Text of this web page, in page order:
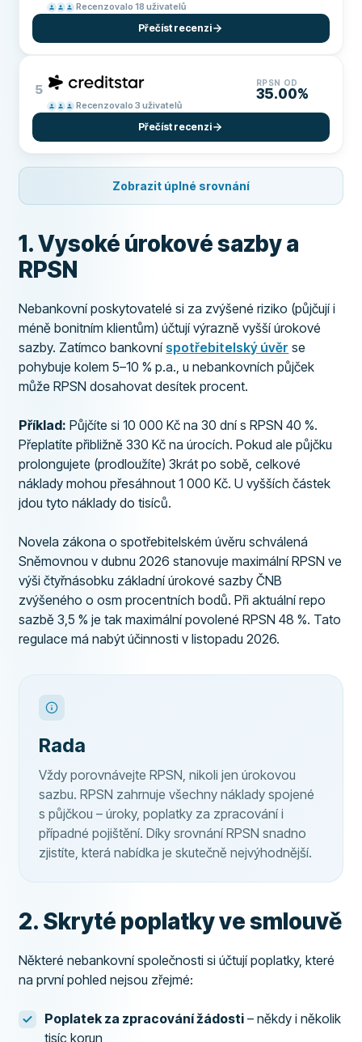
Recenzovalo 18 uživatelů
Přečíst recenzi
5
Recenzovalo 3 uživatelů
RPSN OD
35.00%
Přečíst recenzi
Zobrazit úplné srovnání
1. Vysoké úrokové sazby a
RPSN
Nebankovní poskytovatelé si za zvýšené riziko (půjčují i
méně bonitním klientům) účtují výrazně vyšší úrokové
sazby. Zatímco bankovní spotřebitelský úvěr se
pohybuje kolem 5–10 % p.a., u nebankovních půjček
může RPSN dosahovat desítek procent.
Příklad: Půjčíte si 10 000 Kč na 30 dní s RPSN 40 %.
Přeplatíte přibližně 330 Kč na úrocích. Pokud ale půjčku
prolongujete (prodloužíte) 3krát po sobě, celkové
náklady mohou přesáhnout 1 000 Kč. U vyšších částek
jdou tyto náklady do tisíců.
Novela zákona o spotřebitelském úvěru schválená
Sněmovnou v dubnu 2026 stanovuje maximální RPSN ve
výši čtyřnásobku základní úrokové sazby ČNB
zvýšeného o osm procentních bodů. Při aktuální repo
sazbě 3,5 % je tak maximální povolené RPSN 48 %. Tato
regulace má nabýt účinnosti v listopadu 2026.
Rada
Vždy porovnávejte RPSN, nikoli jen úrokovou
sazbu. RPSN zahrnuje všechny náklady spojené
s půjčkou – úroky, poplatky za zpracování i
případné pojištění. Díky srovnání RPSN snadno
zjistíte, která nabídka je skutečně nejvýhodnější.
2. Skryté poplatky ve smlouvě
Některé nebankovní společnosti si účtují poplatky, které
na první pohled nejsou zřejmé:
Poplatek za zpracování žádosti – někdy i několik
tisíc korun